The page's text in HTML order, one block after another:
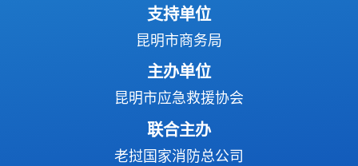
支持单位
昆明市商务局
主办单位
昆明市应急救援协会
联合主办
老挝国家消防总公司